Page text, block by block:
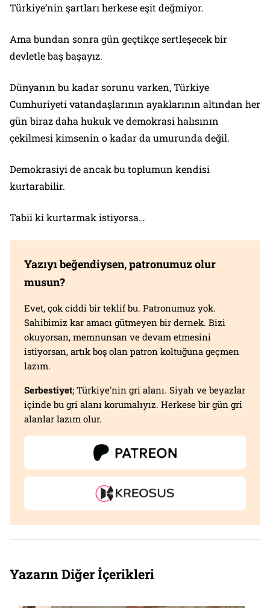
Türkiye’nin şartları herkese eşit değmiyor.
Ama bundan sonra gün geçtikçe sertleşecek bir
devletle baş başayız.
Dünyanın bu kadar sorunu varken, Türkiye
Cumhuriyeti vatandaşlarının ayaklarının altından her
gün biraz daha hukuk ve demokrasi halısının
çekilmesi kimsenin o kadar da umurunda değil.
Demokrasiyi de ancak bu toplumun kendisi
kurtarabilir.
Tabii ki kurtarmak istiyorsa…
Yazıyı beğendiysen, patronumuz olur
musun?
Evet, çok ciddi bir teklif bu. Patronumuz yok.
Sahibimiz kar amacı gütmeyen bir dernek. Bizi
okuyorsan, memnunsan ve devam etmesini
istiyorsan, artık boş olan patron koltuğuna geçmen
lazım.
Serbestiyet; Türkiye'nin gri alanı. Siyah ve beyazlar
içinde bu gri alanı korumalıyız. Herkese bir gün gri
alanlar lazım olur.
Yazarın Diğer İçerikleri